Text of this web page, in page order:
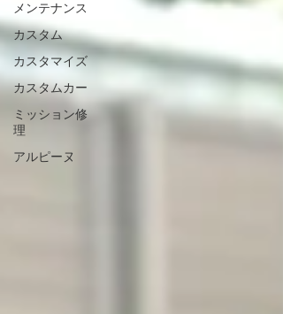
メンテナンス
カスタム
カスタマイズ
カスタムカー
ミッション修
理
アルピーヌ